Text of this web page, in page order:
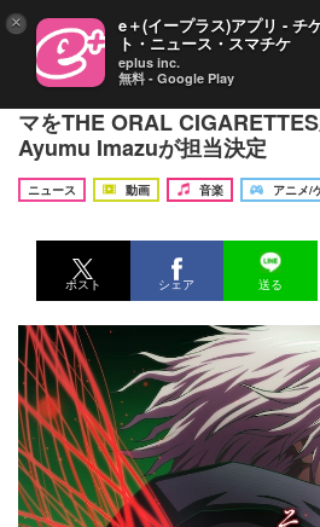
アニメ『SCARLET NEXUS』
マをTHE ORAL
Ayumu Imazuが担当決定
ニュース 動画 音楽
アニメ/
ポスト シェア 送る
× e＋(イープラス)アプリ - チ
ト・ニュース・スマチケ
eplus inc.
無料 - Google Play